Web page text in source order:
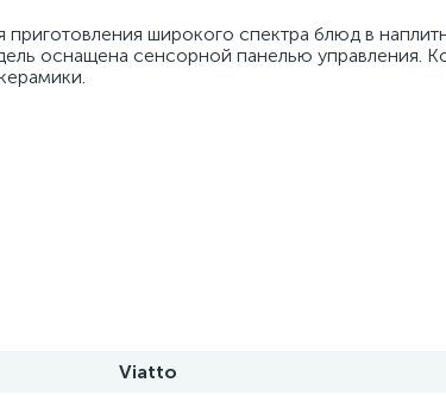
широкого спектра блюд в
оснащена сенсорной панелью управления.
Viatto